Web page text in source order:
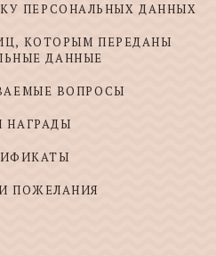
ПЕРСОНАЛЬНЫХ ДАННЫХ
КОТОРЫМ ПЕРЕДАНЫ
ДАННЫЕ
ВОПРОСЫ
НАГРАДЫ
ПОЖЕЛАНИЯ